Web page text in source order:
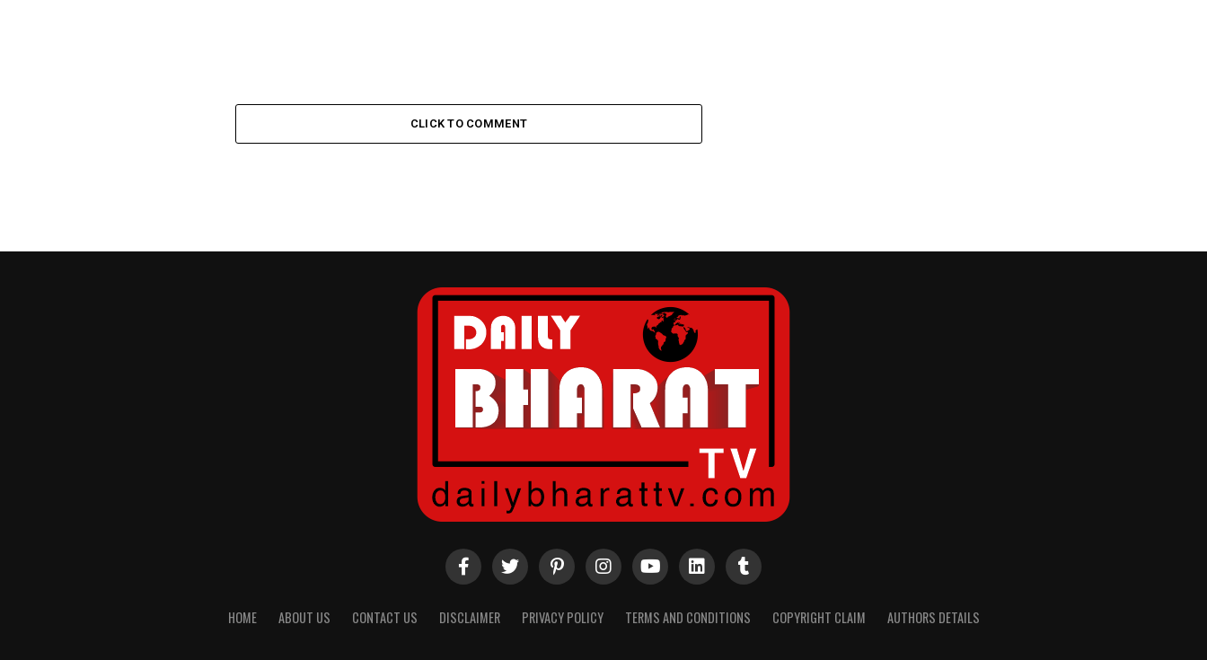
CLICK TO COMMENT
HOME ABOUT US CONTACT US DISCLAIMER PRIVACY POLICY TERMS AND CONDITIONS COPYRIGHT CLAIM AUTHORS DETAILS